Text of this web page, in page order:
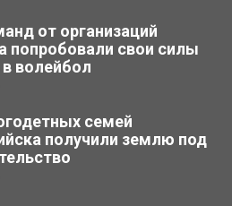
от организаций
попробовали свои силы
в волейбол
семей
получили землю под